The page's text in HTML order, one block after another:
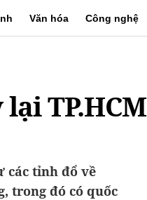
Văn hóa Công nghệ
TP.HCM
các tỉnh đổ về
trong đó có quốc